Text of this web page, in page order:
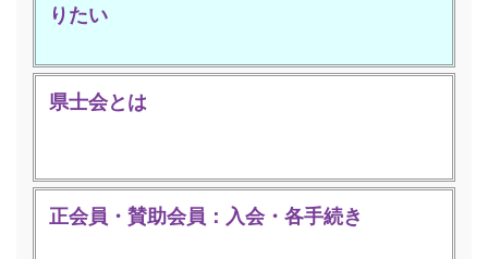
りたい
県士会とは
正会員・賛助会員：入会・各手続き